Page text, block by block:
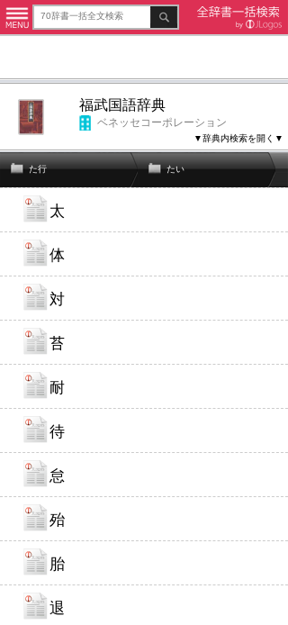
福武国語辞典
ベネッセコーポレーション
▼辞典内検索を開く▼
た行 たい
太
体
対
苔
耐
待
怠
殆
胎
退